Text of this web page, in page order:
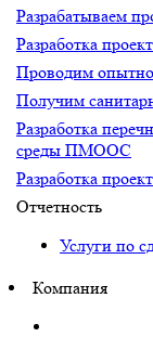
Разрабатываем
Разработка
Проводим
Получим
Разработка
среды ПМООС
Разработка
Отчетность
Услуги по
Компания